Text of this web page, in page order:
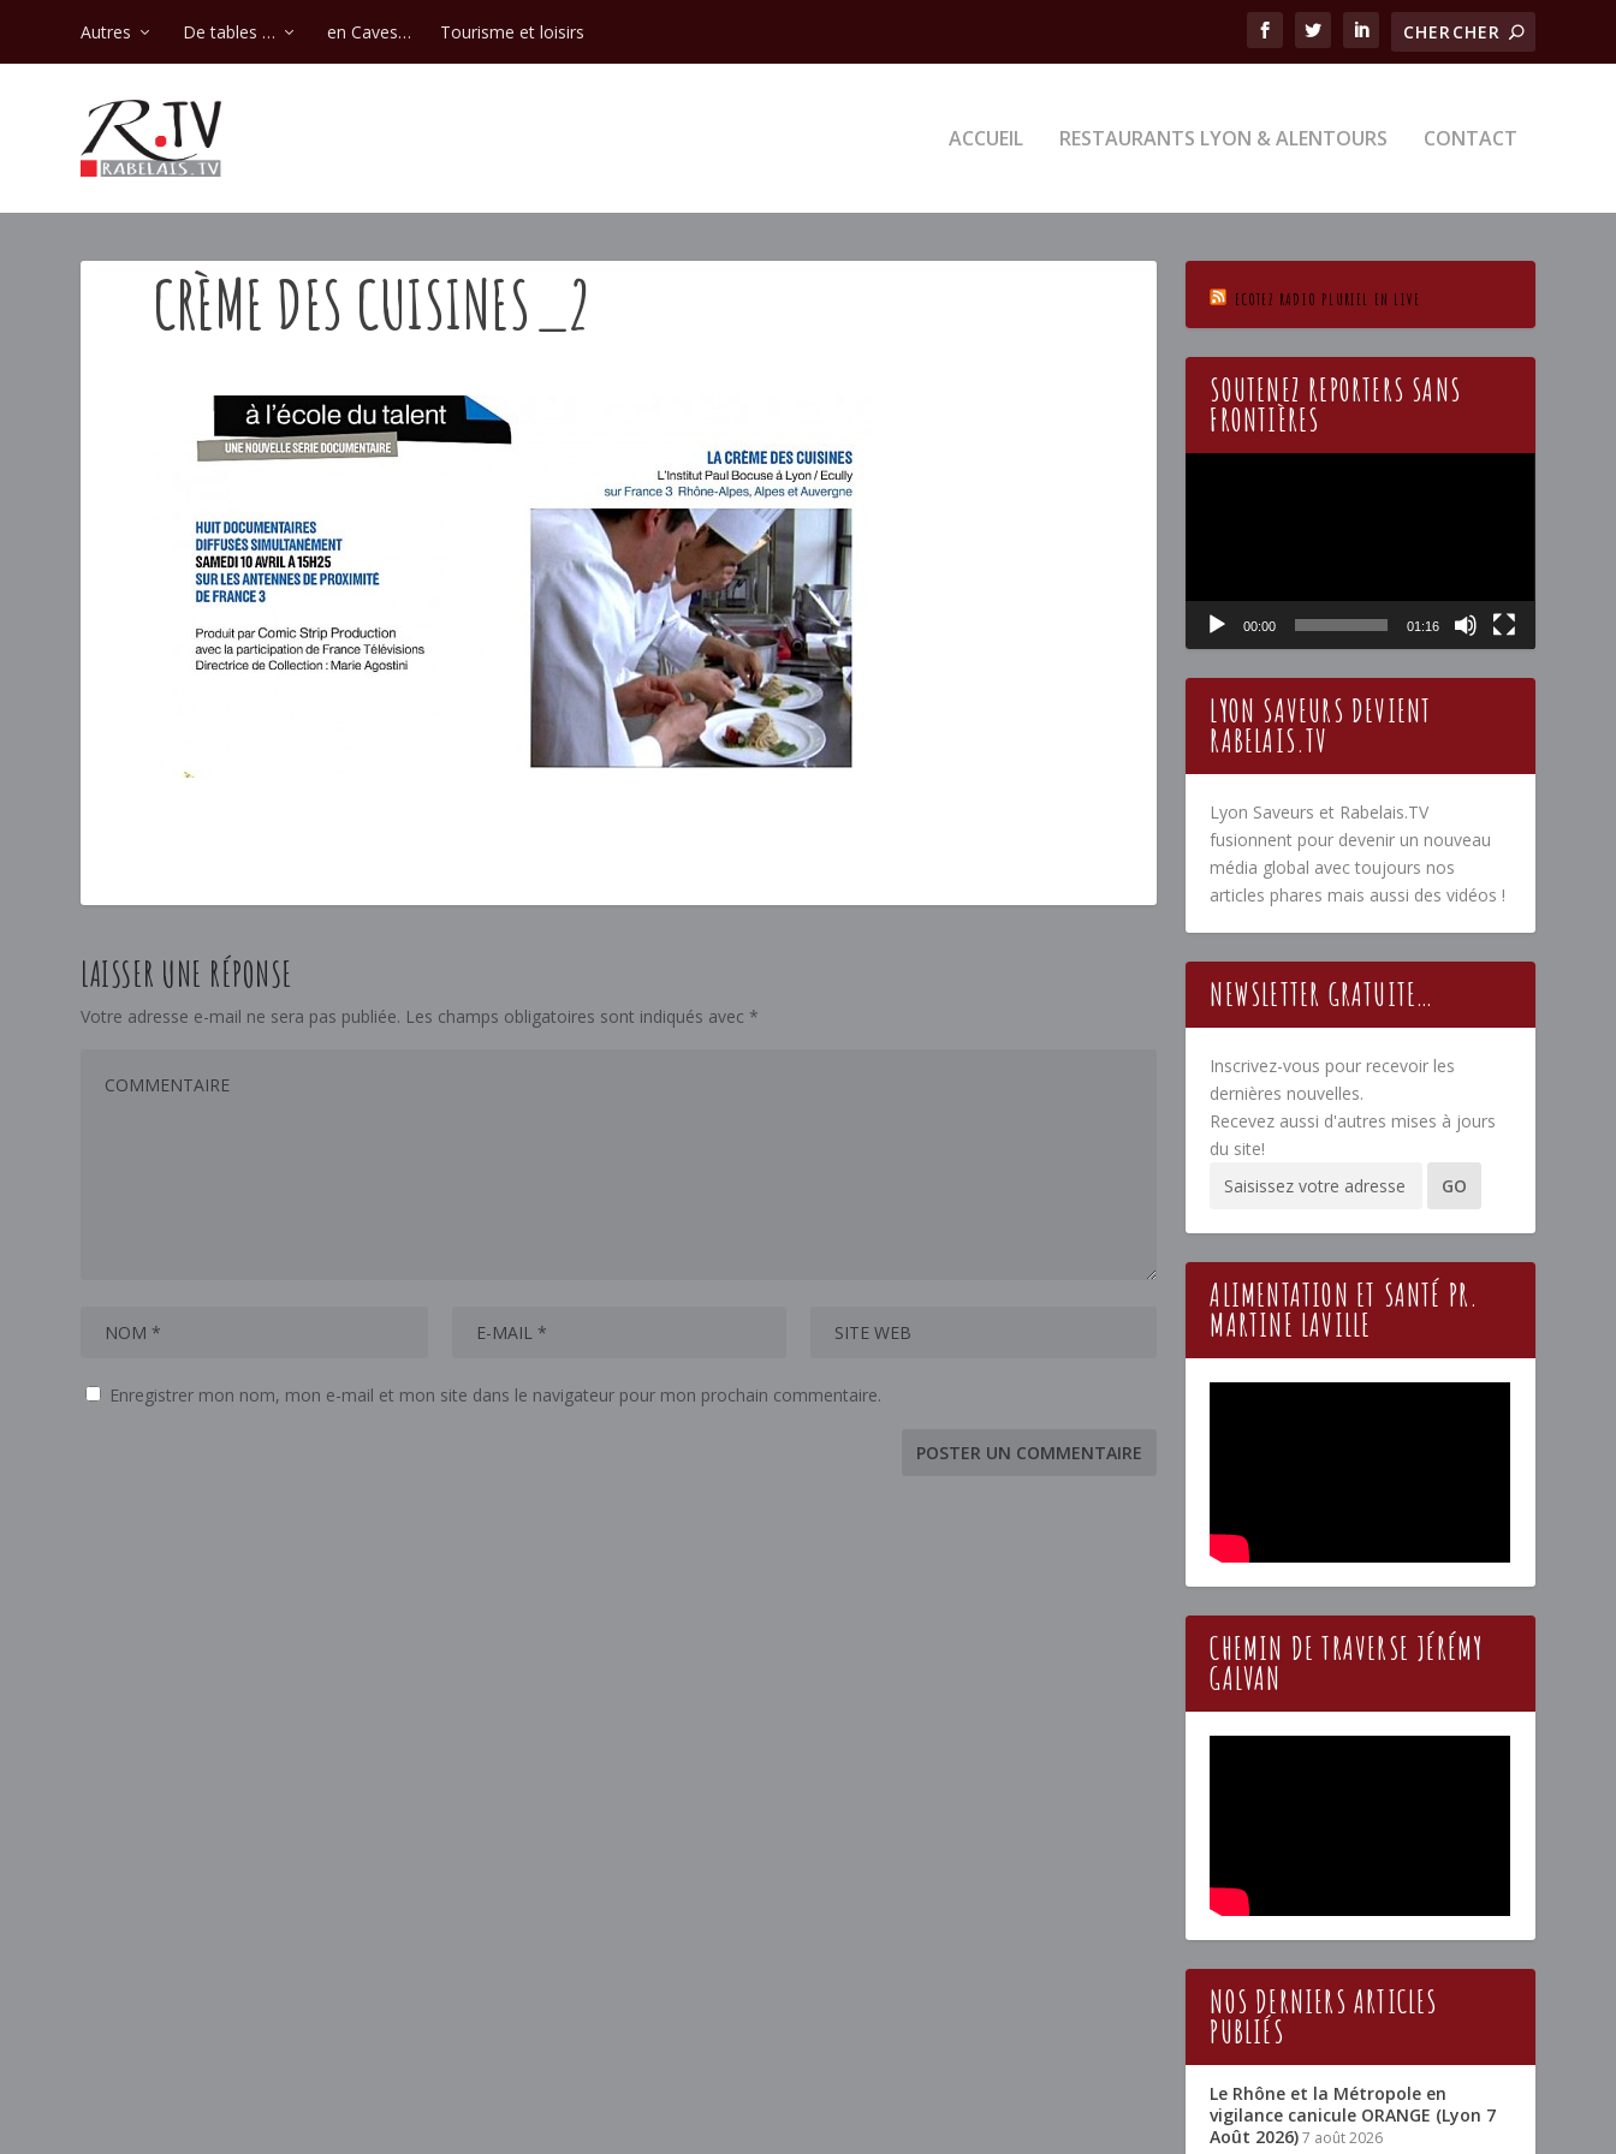
Autres De tables … en Caves… Tourisme et loisirs
ACCUEIL RESTAURANTS LYON & ALENTOURS CONTACT
CRÈME DES CUISINES_2
LAISSER UNE RÉPONSE
Votre adresse e-mail ne sera pas publiée. Les champs obligatoires sont indiqués avec *
Enregistrer mon nom, mon e-mail et mon site dans le navigateur pour mon prochain commentaire.
ECOTEZ RADIO PLURIEL EN LIVE
SOUTENEZ REPORTERS SANS
FRONTIÈRES
00:00 01:16
LYON SAVEURS DEVIENT
RABELAIS.TV
Lyon Saveurs et Rabelais.TV
fusionnent pour devenir un nouveau
média global avec toujours nos
articles phares mais aussi des vidéos !
NEWSLETTER GRATUITE…
Inscrivez-vous pour recevoir les
dernières nouvelles.
Recevez aussi d'autres mises à jours
du site!
ALIMENTATION ET SANTÉ PR.
MARTINE LAVILLE
CHEMIN DE TRAVERSE JÉRÉMY
GALVAN
NOS DERNIERS ARTICLES
PUBLIÉS
Le Rhône et la Métropole en
vigilance canicule ORANGE (Lyon 7
Août 2026)7 août 2026